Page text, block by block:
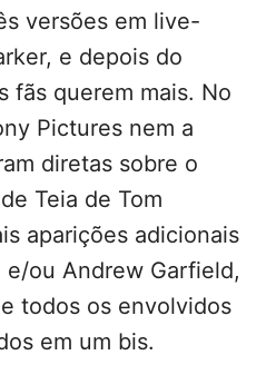
versões em live-
e depois do
fãs querem mais. No
Pictures nem a
diretas sobre o
Teia de Tom
aparições adicionais
e/ou Andrew Garfield,
todos os envolvidos
em um bis.